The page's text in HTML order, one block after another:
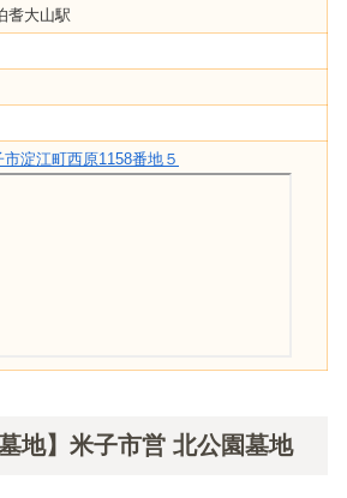
耆大山駅
淀江町西原1158番地５
地】米子市営 北公園墓地